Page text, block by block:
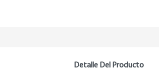
Detalle Del Producto